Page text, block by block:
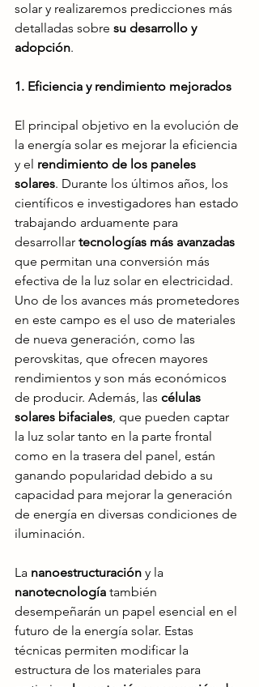
solar y realizaremos predicciones más
detalladas sobre su desarrollo y
adopción.
1. Eficiencia y rendimiento mejorados
El principal objetivo en la evolución de
la energía solar es mejorar la eficiencia
y el rendimiento de los paneles
solares. Durante los últimos años, los
científicos e investigadores han estado
trabajando arduamente para
desarrollar tecnologías más avanzadas
que permitan una conversión más
efectiva de la luz solar en electricidad.
Uno de los avances más prometedores
en este campo es el uso de materiales
de nueva generación, como las
perovskitas, que ofrecen mayores
rendimientos y son más económicos
de producir. Además, las células
solares bifaciales, que pueden captar
la luz solar tanto en la parte frontal
como en la trasera del panel, están
ganando popularidad debido a su
capacidad para mejorar la generación
de energía en diversas condiciones de
iluminación.
La nanoestructuración y la
nanotecnología también
desempeñarán un papel esencial en el
futuro de la energía solar. Estas
técnicas permiten modificar la
estructura de los materiales para